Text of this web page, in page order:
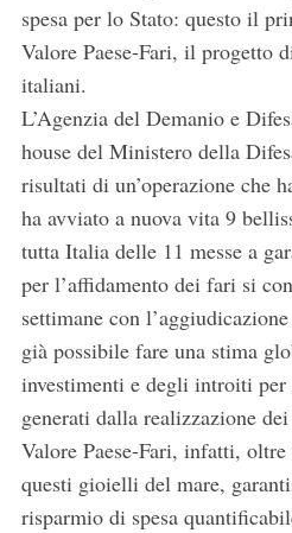
spesa per lo Stato: questo il
Valore Paese-Fari, il progetto
italiani.
L’Agenzia del Demanio e
house del Ministero della
risultati di un’operazione che
ha avviato a nuova vita 9
tutta Italia delle 11 messe a
per l’affidamento dei fari si
settimane con
già possibile fare una stima
investimenti e degli introiti per
generati dalla realizzazione
Valore Paese-Fari, infatti,
questi gioielli del mare,
risparmio di spesa